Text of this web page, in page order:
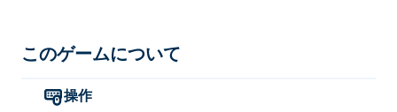
フィッシングリーグの遊び方は？
移動: WASDまたは矢印キー
このゲームについて
操作